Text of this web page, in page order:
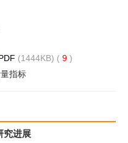
(1444KB) ( 9 )
指标
究进展